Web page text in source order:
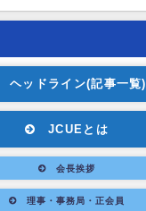
ヘッドライン(記事一覧)
JCUEとは
会長挨拶
理事・事務局・正会員